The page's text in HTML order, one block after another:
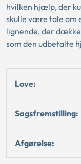
hvilken hjælp, der
skulle være tale om
lignende, der
som den udbetalte
Love:
Sagsfremstilling:
Afgørelse: